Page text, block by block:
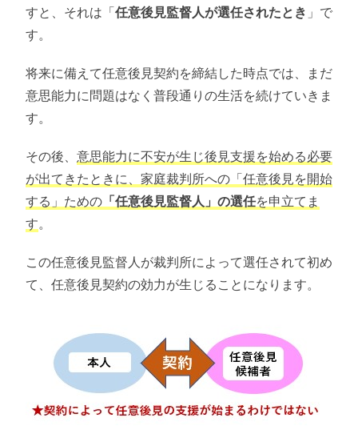
すと、それは「任意後見監督人が選任されたとき 」で
す。
将来に備えて任意後見契約を締結した時点では、まだ
意思能力に問題はなく普段通りの生活を続けていきま
す。
その後、 意思能力に不安が生じ後見支援を始める必要
が出てきたときに、家庭裁判所への「任意後見を開始
する」ための 「任意後見監督人」の選任を申立てま
す。
この任意後見監督人が裁判所によって選任されて初め
て、任意後見契約の効力が生じることになります。